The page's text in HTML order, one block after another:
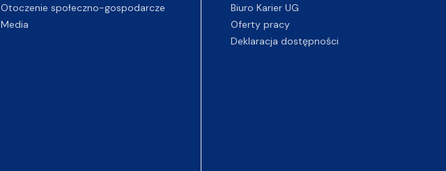
Otoczenie społeczno-gospodarcze
Media
Biuro Karier UG
Oferty pracy
Deklaracja dostępności